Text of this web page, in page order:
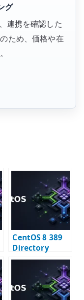
グ
連携を確認した
ため、価格や在
CentOS 8 389
Directory
Server 構築 #1
– 導入と TLS 証
明書の登録